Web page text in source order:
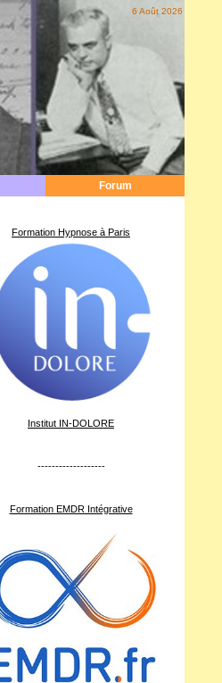
6 Août 2026
Forum
Formation Hypnose à Paris
Institut IN-DOLORE
-------------------
Formation EMDR Intégrative